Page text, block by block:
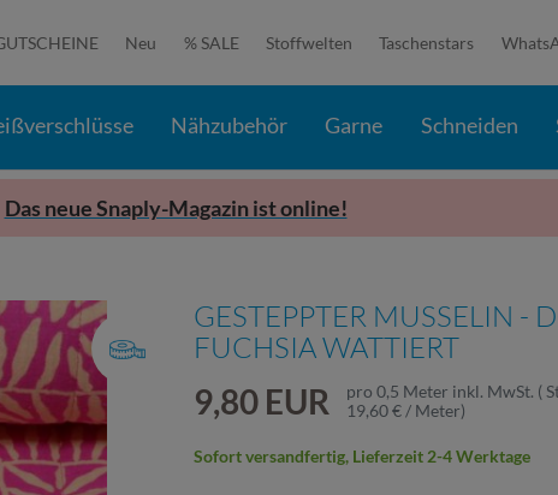
Neu % SALE Stoffwelten Taschenstars
Nähzubehör Garne Schneiden
Das neue Snaply-Magazin ist online!
GESTEPPTER MUSSELIN -
FUCHSIA WATTIERT
9,80 EUR pro 0,5 Meter inkl. MwSt. (
19,60 € / Meter)
Sofort versandfertig, Lieferzeit 2-4 Werktage